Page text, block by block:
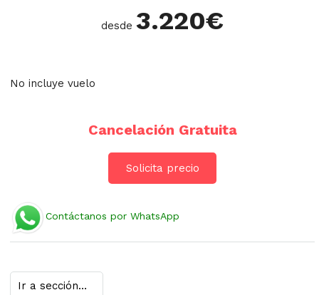
desde 3.220€
No incluye vuelo
Cancelación Gratuita
Solicita precio
Contáctanos por WhatsApp